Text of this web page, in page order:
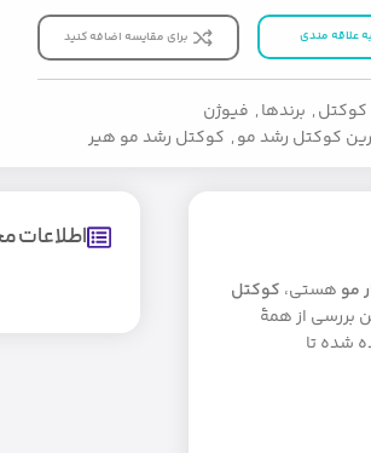
علاقه مندی برای مقایسه اضافه کنید
کوکتل, برندها, فیوژن
کوکتل رشد مو, کوکتل رشد مو هیر
مو هستی، کوکتل
بررسی از همهٔ
شده تا
اطلاعات